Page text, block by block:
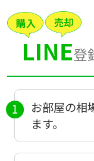
お部屋の相
ます。